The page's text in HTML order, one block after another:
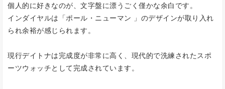
個人的に好きなのが、文字盤に漂うごく僅かな余白です。
インダイヤルは「ポール・ニューマン 」のデザインが取り入れ
られ余裕が感じられます。
現行デイトナは完成度が非常に高く、現代的で洗練されたスポ
ーツウォッチとして完成されています。